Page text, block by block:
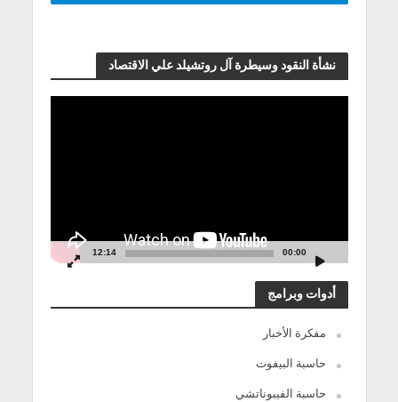
نشأة النقود وسيطرة آل روتشيلد علي الاقتصاد
00:00
12:14
أدوات وبرامج
مفكرة الأخبار
حاسبة البيفوت
حاسبة الفيبوناتشي